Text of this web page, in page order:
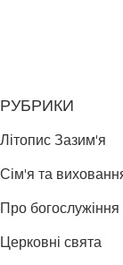
РУБРИКИ
Літопис Зазим'я
Сім'я та
Про богослужіння
Церковні свята